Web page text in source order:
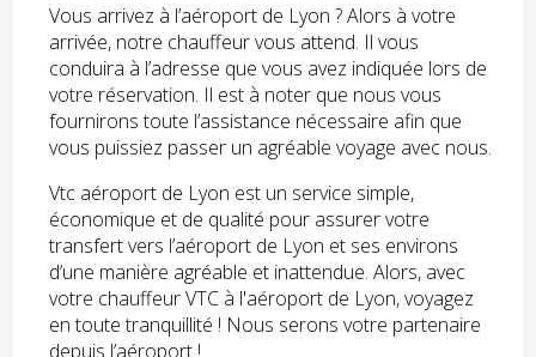
Vous arrivez à l’aéroport de Lyon ? Alors à votre
arrivée, notre chauffeur vous attend. Il vous
conduira à l’adresse que vous avez indiquée lors de
votre réservation. Il est à noter que nous vous
fournirons toute l’assistance nécessaire afin que
vous puissiez passer un agréable voyage avec nous.
Vtc aéroport de Lyon est un service simple,
économique et de qualité pour assurer votre
transfert vers l’aéroport de Lyon et ses environs
d’une manière agréable et inattendue. Alors, avec
votre chauffeur VTC à l'aéroport de Lyon, voyagez
en toute tranquillité ! Nous serons votre partenaire
depuis l’aéroport !